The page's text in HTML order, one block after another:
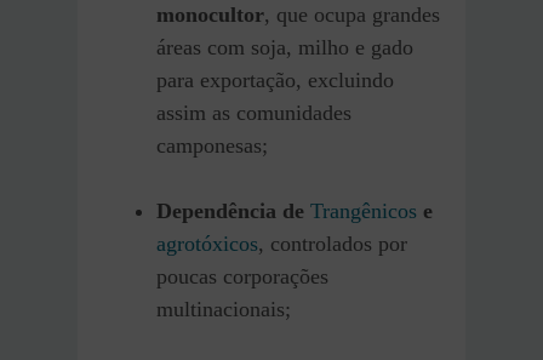
monocultor, que ocupa grandes
áreas com soja, milho e gado
para exportação, excluindo
assim as comunidades
camponesas;
Dependência de Trangênicos e
agrotóxicos, controlados por
poucas corporações
multinacionais;